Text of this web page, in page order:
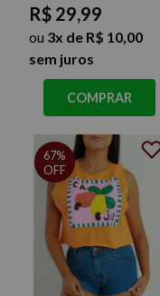
R$ 29,99
ou 3x de R$ 10,00
sem juros
COMPRAR
67%
OFF